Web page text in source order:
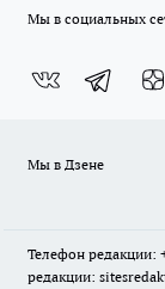
Мы в социальных
Мы в Дзене
Телефон редакции:
редакции: